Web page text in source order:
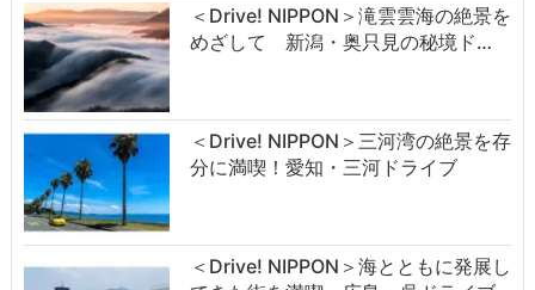
＜Drive! NIPPON＞滝雲雲海の絶景を
めざして 新潟・奥只見の秘境ド…
＜Drive! NIPPON＞三河湾の絶景を存
分に満喫！愛知・三河ドライブ
＜Drive! NIPPON＞海とともに発展し